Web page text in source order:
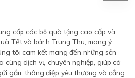
cấp các bộ quà tặng cao cấp và
Tết và bánh Trung Thu, mang ý
tôi cam kết mang đến những sản
cùng dịch vụ chuyên nghiệp, giúp cá
gắm thông điệp yêu thương và đẳng